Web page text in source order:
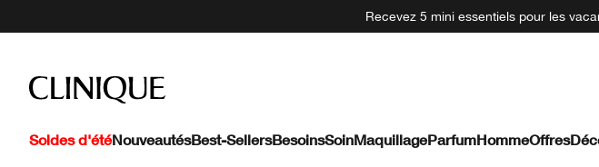
Recevez 5 mini essentiels pour les
Soldes d'étéNouveautésBest-SellersBesoinsSoinMaquillageParfumHommeOffres